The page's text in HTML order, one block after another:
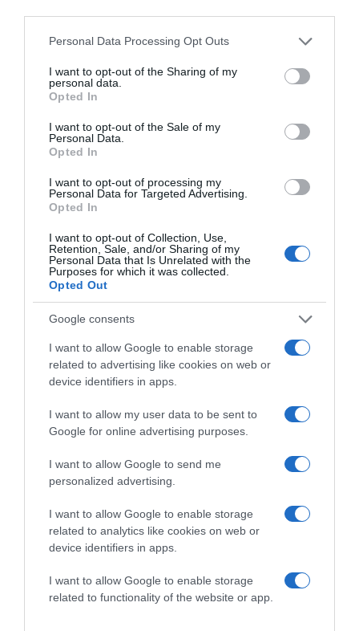
Please note that this website/app uses one or more Google
not limited to your visit or usage behaviour. You may click to
grant or deny consent to Google and its third-party tags to
use your data for below specified purposes in below Google
consent section.
Personal Data Processing Opt Outs
I want to opt-out of the Sharing of my
personal data.
Opted In
I want to opt-out of the Sale of my
Personal Data.
Opted In
I want to opt-out of processing my
Personal Data for Targeted Advertising.
Opted In
I want to opt-out of Collection, Use,
Retention, Sale, and/or Sharing of my
Personal Data that Is Unrelated with the
Purposes for which it was collected.
Opted Out
Google consents
I want to allow Google to enable storage
related to advertising like cookies on web or
device identifiers in apps.
I want to allow my user data to be sent to
Google for online advertising purposes.
I want to allow Google to send me
personalized advertising.
I want to allow Google to enable storage
related to analytics like cookies on web or
device identifiers in apps.
I want to allow Google to enable storage
related to functionality of the website or app.
Címkék: tipp,figyelem ,illat,tisztaság vendégség
Korábbi bejegyzések
HASONLÓ BEJEGYZÉSEK
Hogyan élj együtt egy érzelmileg elérhetetlen férfival? 8
szakértő tanács